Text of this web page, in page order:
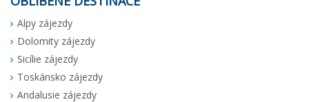
Alpy zájezdy
Dolomity zájezdy
Sicílie zájezdy
Toskánsko zájezdy
Andalusie zájezdy